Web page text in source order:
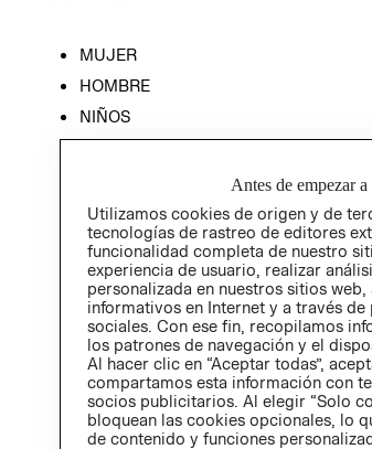
MUJER
HOMBRE
NIÑOS
Antes de empezar
Utilizamos cookies de origen y de
tecnologías de rastreo de editores
funcionalidad completa de nuestro
experiencia de usuario, realizar
personalizada en nuestros sitios
informativos en Internet y a través
sociales. Con ese fin, recopilamos
los patrones de navegación y el
Al hacer clic en “Aceptar todas”,
compartamos esta información con
socios publicitarios. Al elegir “Solo
bloquean las cookies opcionales, lo
de contenido y funciones